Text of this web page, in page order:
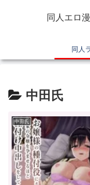
同人エロ
同人
中田氏
中田氏